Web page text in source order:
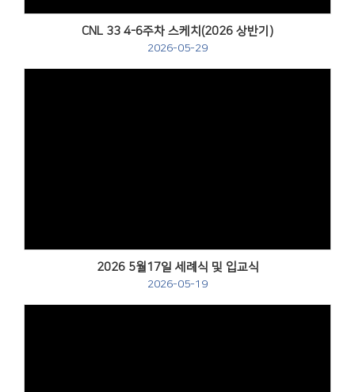
CNL 33 4-6주차 스케치(2026 상반기)
2026-05-29
2026 5월17일 세례식 및 입교식
2026-05-19